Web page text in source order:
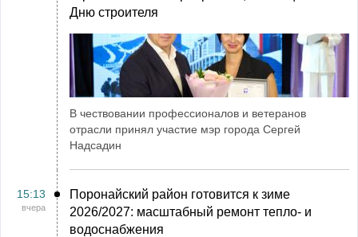
Дню строителя
В чествовании профессионалов и ветеранов
отрасли принял участие мэр города Сергей
Надсадин
15:13
вчера
Поронайский район готовится к зиме
2026/2027: масштабный ремонт тепло- и
водоснабжения